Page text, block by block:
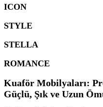
ICON
STYLE
STELLA
ROMANCE
Kuaför Mobilyaları:
Güçlü, Şık ve Uzun